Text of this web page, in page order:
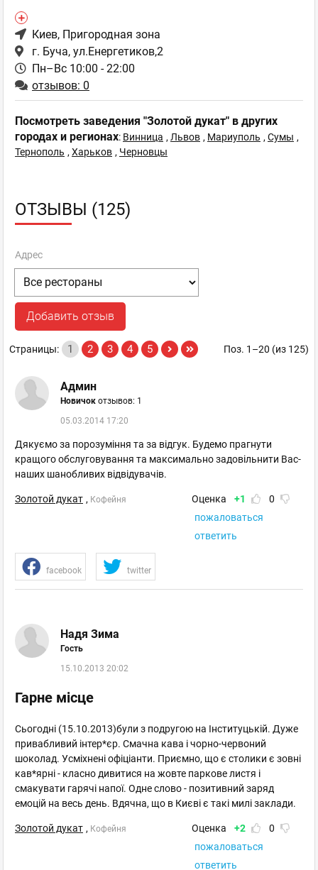
Киев, Пригородная зона
г. Буча, ул.Енергетиков,2
Пн–Вс 10:00 - 22:00
отзывов: 0
Посмотреть заведения "Золотой дукат" в других
городах и регионах: Винница , Львов , Мариуполь , Сумы ,
Тернополь , Харьков , Черновцы
ОТЗЫВЫ (125)
Адрес
Добавить отзыв
Поз. 1–20 (из 125)
Страницы: 1 2 3 4 5
Админ
Новичок отзывов: 1
05.03.2014 17:20
Дякуємо за порозуміння та за відгук. Будемо прагнути
кращого обслуговування та максимально задовільнити Вас-
наших шанобливих відвідувачів.
Золотой дукат , Кофейня Оценка +1
0
пожаловаться
ответить
facebook twitter
Надя Зима
Гость
15.10.2013 20:02
Гарне місце
Сьогодні (15.10.2013)були з подругою на Інституцькій. Дуже
привабливий інтер*єр. Смачна кава і чорно-червоний
шоколад. Усміхнені офіціанти. Приємно, що є столики є зовні
кав*ярні - класно дивитися на жовте паркове листя і
смакувати гарячі напої. Одне слово - позитивний заряд
емоцій на весь день. Вдячна, що в Києві є такі милі заклади.
Золотой дукат , Кофейня Оценка +2
0
пожаловаться
ответить